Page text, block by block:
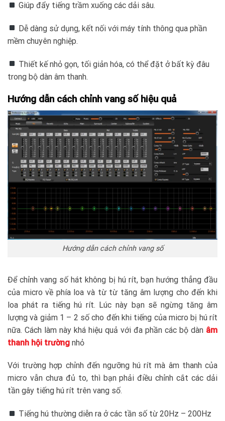
Giúp đẩy tiếng trầm xuống các dải sâu.
Dễ dàng sử dụng, kết nối với máy tính thông qua phần
mềm chuyên nghiệp.
Thiết kế nhỏ gọn, tối giản hóa, có thể đặt ở bất kỳ đâu
trong bộ dàn âm thanh.
Hướng dẫn cách chỉnh vang số hiệu quả
Hướng dẫn cách chỉnh vang số
Để chỉnh vang số hát không bị hú rít, bạn hướng thẳng đầu
của micro về phía loa và từ từ tăng âm lượng cho đến khi
loa phát ra tiếng hú rít. Lúc này bạn sẽ ngừng tăng âm
lượng và giảm 1 – 2 số cho đến khi tiếng của micro bị hú rít
nữa. Cách làm này khá hiệu quả với đa phần các bộ dàn âm
thanh hội trường nhỏ
Với trường hợp chỉnh đến ngưỡng hú rít mà âm thanh của
micro vẫn chưa đủ to, thì bạn phải điều chỉnh cắt các dải
tần gây tiếng hú rít trên vang số.
Tiếng hú thường diễn ra ở các tần số từ 20Hz – 200Hz